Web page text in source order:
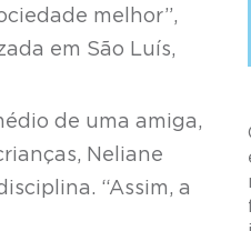
melhor”,
em São Luís,
de uma amiga,
Neliane
“Assim, a